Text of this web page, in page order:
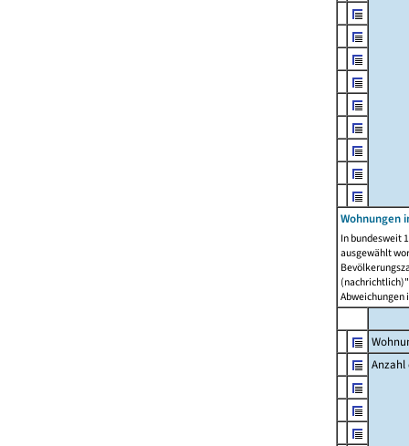
Wohnungen
In bundesweit
ausgewählt
Abweichungen
Anzahl